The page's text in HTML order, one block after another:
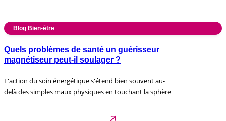
Blog Bien-être
Quels problèmes de santé un guérisseur
magnétiseur peut-il soulager ?
L'action du soin énergétique s'étend bien souvent au-
delà des simples maux physiques en touchant la sphère